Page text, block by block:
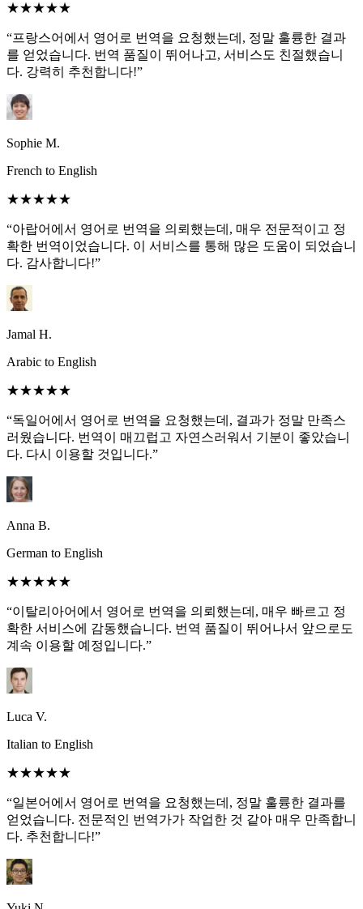
★★★★★
“프랑스어에서 영어로 번역을 요청했는데, 정말 훌륭한 결과
를 얻었습니다. 번역 품질이 뛰어나고, 서비스도 친절했습니
다. 강력히 추천합니다!”
Sophie M.
French to English
★★★★★
“아랍어에서 영어로 번역을 의뢰했는데, 매우 전문적이고 정
확한 번역이었습니다. 이 서비스를 통해 많은 도움이 되었습니
다. 감사합니다!”
Jamal H.
Arabic to English
★★★★★
“독일어에서 영어로 번역을 요청했는데, 결과가 정말 만족스
러웠습니다. 번역이 매끄럽고 자연스러워서 기분이 좋았습니
다. 다시 이용할 것입니다.”
Anna B.
German to English
★★★★★
“이탈리아어에서 영어로 번역을 의뢰했는데, 매우 빠르고 정
확한 서비스에 감동했습니다. 번역 품질이 뛰어나서 앞으로도
계속 이용할 예정입니다.”
Luca V.
Italian to English
★★★★★
“일본어에서 영어로 번역을 요청했는데, 정말 훌륭한 결과를
얻었습니다. 전문적인 번역가가 작업한 것 같아 매우 만족합니
다. 추천합니다!”